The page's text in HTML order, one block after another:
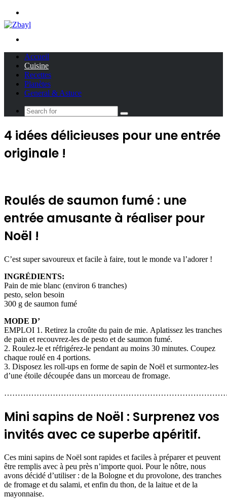
Accueil
Cuisine
Recettes
Planètes
General & Astuce
Search
4 idées délicieuses pour une entrée
originale !
Roulés de saumon fumé : une
entrée amusante à réaliser pour
Noël !
C’est super savoureux et facile à faire, tout le monde va l’adorer !
INGRÉDIENTS:
Pain de mie blanc (environ 6 tranches)
pesto, selon besoin
300 g de saumon fumé
MODE D’
EMPLOI 1. Retirez la croûte du pain de mie. Aplatissez les tranches
de pain et recouvrez-les de pesto et de saumon fumé.
2. Roulez-le et réfrigérez-le pendant au moins 30 minutes. Coupez
chaque roulé en 4 portions.
3. Disposez les roll-ups en forme de sapin de Noël et surmontez-les
d’une étoile découpée dans un morceau de fromage.
Mini sapins de Noël : Surprenez vos
invités avec ce superbe apéritif.
Ces mini sapins de Noël sont rapides et faciles à préparer et peuvent
être remplis avec à peu près n’importe quoi. Pour le nôtre, nous
avons décidé d’utiliser : de la Bologne et du provolone, des tranches
de fromage et du salami, et enfin du thon, de la laitue et de la
mayonnaise.